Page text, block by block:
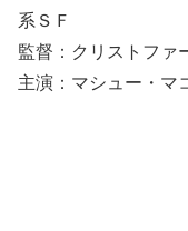
系ＳＦ
監督：クリストファ
主演：マシュー・マ